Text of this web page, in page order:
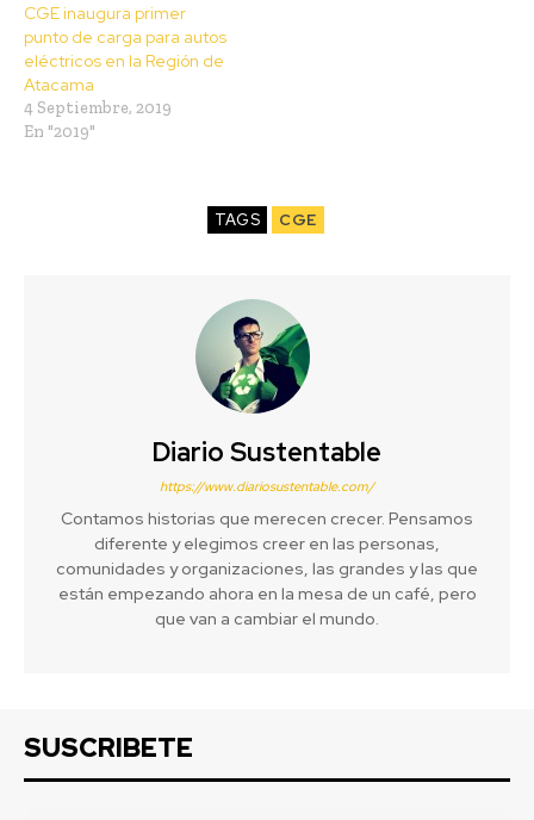
CGE inaugura primer
punto de carga para autos
eléctricos en la Región de
Atacama
4 Septiembre, 2019
En "2019"
TAGS CGE
Diario Sustentable
https://www.diariosustentable.com/
Contamos historias que merecen crecer. Pensamos
diferente y elegimos creer en las personas,
comunidades y organizaciones, las grandes y las que
están empezando ahora en la mesa de un café, pero
que van a cambiar el mundo.
SUSCRIBETE